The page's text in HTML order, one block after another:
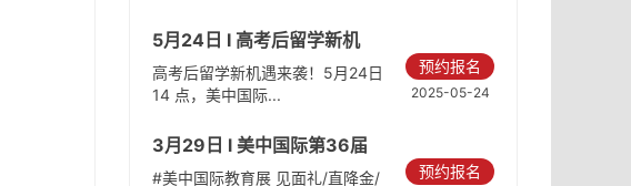
5月24日 I 高考后留学新机
遇：升读海外名校
高考后留学新机遇来袭！5月24日
14 点，美中国际...
预约报名
2025-05-24
3月29日 l 美中国际第36届
国际教育展
#美中国际教育展 见面礼/直降金/
预约报名